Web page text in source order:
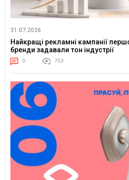
31.07.2026
Найкращі рекламні кампанії
бренди задавали тон індустрії
0 753